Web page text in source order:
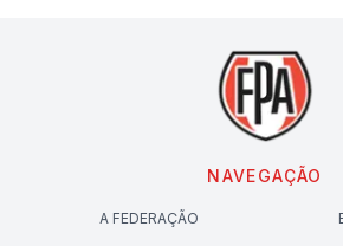
NAVEGAÇÃO
A FEDERAÇÃO